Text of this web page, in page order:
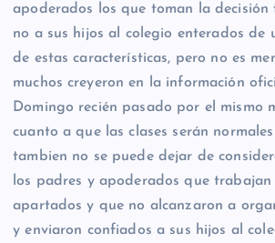
apoderados los que toman la
no a sus hijos al colegio enterados de
de estas características, pero no es
muchos creyeron en la información
Domingo recién pasado por el mismo
cuanto a que las clases serán
tambien no se puede dejar de
los padres y apoderados que trabajan
apartados y que no alcanzaron a
y enviaron confiados a sus hijos al